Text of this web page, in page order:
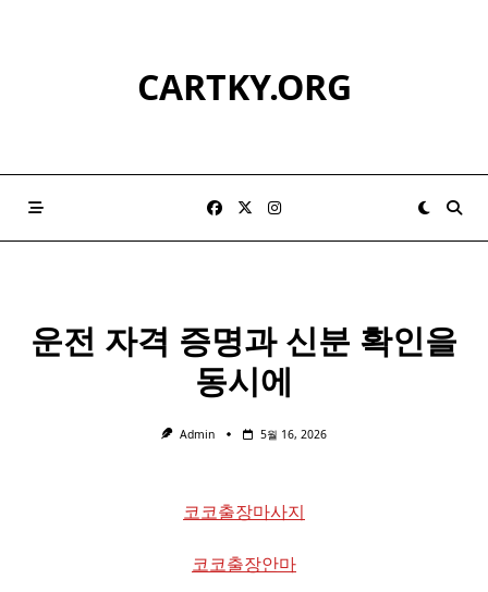
CARTKY.ORG
운전 자격 증명과 신분 확인을
동시에
Admin 5월 16, 2026
코코출장마사지
코코출장안마